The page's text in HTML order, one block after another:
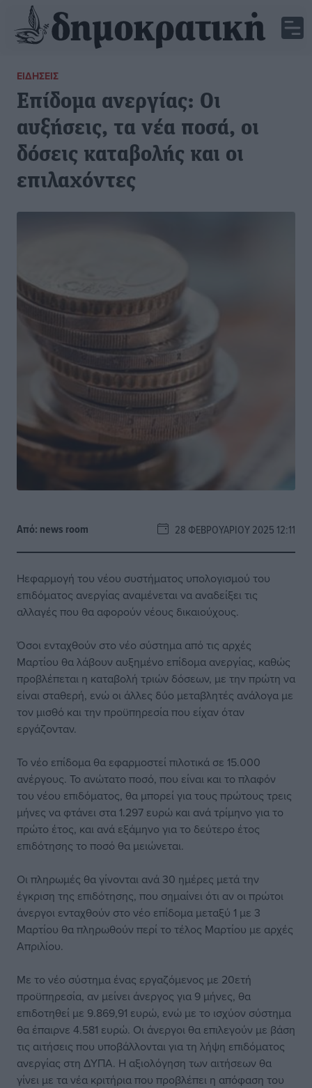
ΕΙΔΉΣΕΙΣ
Επίδομα ανεργίας: Οι
αυξήσεις, τα νέα ποσά, οι
δόσεις καταβολής και οι
επιλαχόντες
Από: news room 28 ΦΕΒΡΟΥΑΡΊΟΥ 2025 12:11
Ηεφαρμογή του νέου συστήματος υπολογισμού του
επιδόματος ανεργίας αναμένεται να αναδείξει τις
αλλαγές που θα αφορούν νέους δικαιούχους.
Όσοι ενταχθούν στο νέο σύστημα από τις αρχές
Μαρτίου θα λάβουν αυξημένο επίδομα ανεργίας, καθώς
προβλέπεται η καταβολή τριών δόσεων, με την πρώτη να
είναι σταθερή, ενώ οι άλλες δύο μεταβλητές ανάλογα με
τον μισθό και την προϋπηρεσία που είχαν όταν
εργάζονταν.
Το νέο επίδομα θα εφαρμοστεί πιλοτικά σε 15.000
ανέργους. Το ανώτατο ποσό, που είναι και το πλαφόν
του νέου επιδόματος, θα μπορεί για τους πρώτους τρεις
μήνες να φτάνει στα 1.297 ευρώ και ανά τρίμηνο για το
πρώτο έτος, και ανά εξάμηνο για το δεύτερο έτος
επιδότησης το ποσό θα μειώνεται.
Οι πληρωμές θα γίνονται ανά 30 ημέρες μετά την
έγκριση της επιδότησης, που σημαίνει ότι αν οι πρώτοι
άνεργοι ενταχθούν στο νέο επίδομα μεταξύ 1 με 3
Μαρτίου θα πληρωθούν περί το τέλος Μαρτίου με αρχές
Απριλίου.
Με το νέο σύστημα ένας εργαζόμενος με 20ετή
προϋπηρεσία, αν μείνει άνεργος για 9 μήνες, θα
επιδοτηθεί με 9.869,91 ευρώ, ενώ με το ισχύον σύστημα
θα έπαιρνε 4.581 ευρώ. Οι άνεργοι θα επιλεγούν με βάση
τις αιτήσεις που υποβάλλονται για τη λήψη επιδόματος
ανεργίας στη ΔΥΠΑ. Η αξιολόγηση των αιτήσεων θα
γίνει με τα νέα κριτήρια που προβλέπει η απόφαση του